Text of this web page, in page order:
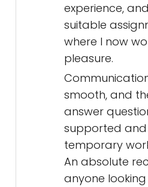
experience,
suitable
where I now
pleasure.
smooth, and
answer
supported
temporary
An absolute
anyone